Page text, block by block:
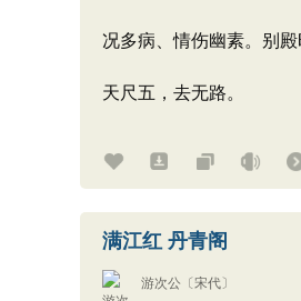
况多病、情伤幽素。别
天尺五，去无路。
满江红 丹青阁
游次公 〔宋代〕